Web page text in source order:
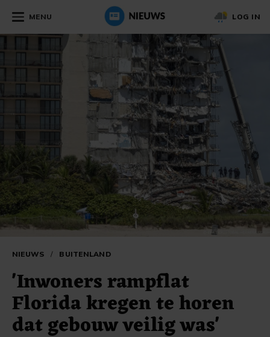
MENU LOG IN
NIEUWS / BUITENLAND
'Inwoners rampflat
Florida kregen te horen
dat gebouw veilig was'